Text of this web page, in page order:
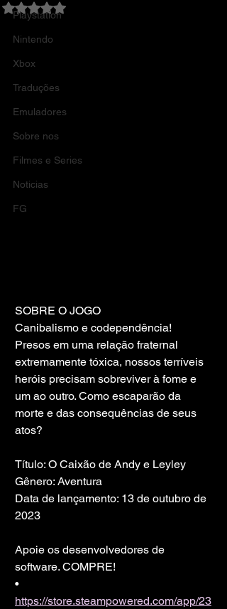
Playstation
Nintendo
Xbox
Traduções
Emuladores
Sobre nos
Filmes e Series
Noticias
FG
Avaliado com NaN de 5 estrelas.
SOBRE O JOGO
Canibalismo e codependência!
Presos em uma relação fraternal
extremamente tóxica, nossos terríveis
heróis precisam sobreviver à fome e
um ao outro. Como escaparão da
morte e das consequências de seus
atos?
Título: O Caixão de Andy e Leyley
Gênero: Aventura
Data de lançamento: 13 de outubro de
2023
Apoie os desenvolvedores de
software. COMPRE!
•
https://store.steampowered.com/app/23